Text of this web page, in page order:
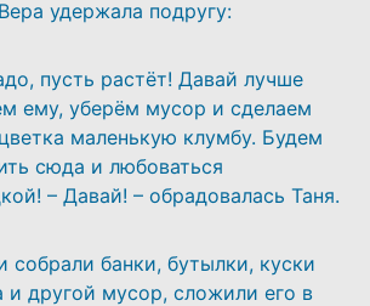
удержала подругу:
пусть растёт! Давай лучше
ему, уберём мусор и сделаем
маленькую клумбу. Будем
сюда и любоваться
– Давай! – обрадовалась Таня.
собрали банки, бутылки, куски
и другой мусор, сложили его в